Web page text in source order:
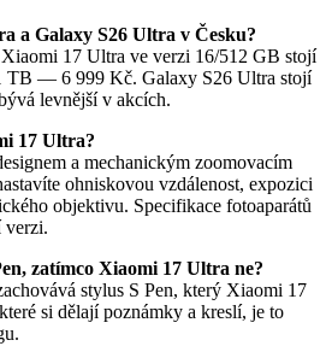
a Galaxy S26 Ultra v Česku?
17 Ultra ve verzi 16/512 GB stojí
TB — 6 999 Kč. Galaxy S26 Ultra stojí
levnější v akcích.
17 Ultra?
a mechanickým zoomovacím
ohniskovou vzdálenost, expozici
objektivu. Specifikace fotoaparátů
verzi.
zatímco Xiaomi 17 Ultra ne?
stylus S Pen, který Xiaomi 17
si dělají poznámky a kreslí, je to